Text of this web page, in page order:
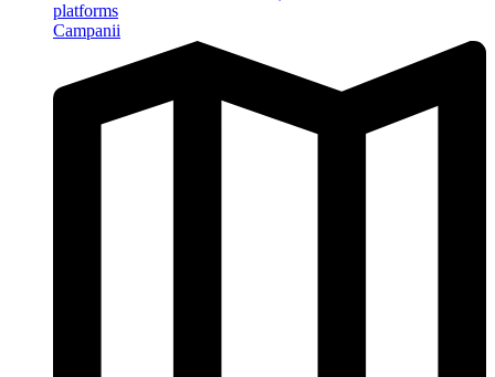
platforms
Campanii